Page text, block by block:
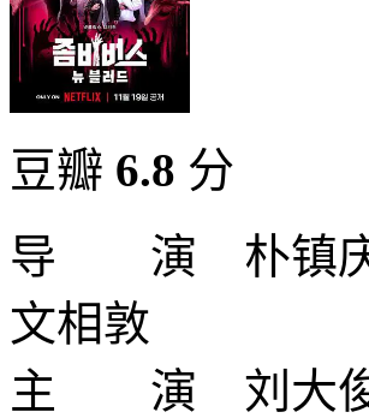
豆瓣 6.8 分
导 演 朴镇
文相敦
主 演 刘大